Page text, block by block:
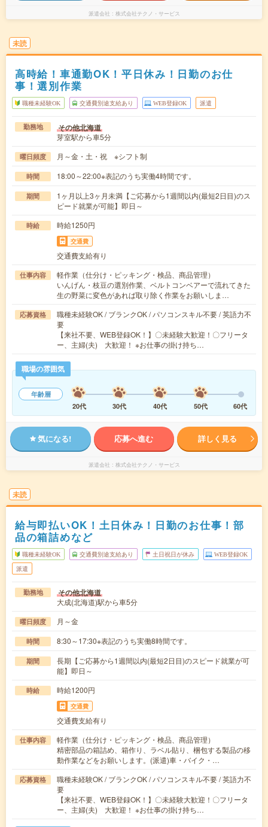
派遣会社 株式会社テクノ・サービス
未読
高時給！車通勤OK！平日休み！日勤のお仕
事！選別作業
職種未経験OK 交通費別途支給あり WEB登録OK 派遣
勤務地 その他北海道
芽室駅から車5分
曜日頻度 月～金・土・祝 ※シフト制
時間 18:00～22:00※表記のうち実働4時間です。
期間
1ヶ月以上3ヶ月未満【ご応募から1週間以内(最短2日目)のス
ピード就業が可能】即日～
時給 時給1250円
交通費
交通費支給有り
仕事内容
軽作業（仕分け・ピッキング・検品、商品管理）
いんげん・枝豆の選別作業、ベルトコンベアーで流れてきた
生の野菜に変色があれば取り除く作業をお願いしま…
応募資格
職種未経験OK / ブランクOK / パソコンスキル不要 / 英語力不
要
【来社不要、WEB登録OK！】〇未経験大歓迎！〇フリータ
ー、主婦(夫) 大歓迎！ ※お仕事の掛け持ち…
職場の雰囲気
年齢層
20代
30代 40代 50代 60代
気になる! 応募へ進む 詳しく見る
派遣会社 株式会社テクノ・サービス
未読
給与即払いOK！土日休み！日勤のお仕事！部
品の箱詰めなど
職種未経験OK 交通費別途支給あり 土日祝日が休み WEB登録OK
派遣
勤務地 その他北海道
大成(北海道)駅から車5分
曜日頻度 月～金
時間 8:30～17:30※表記のうち実働8時間です。
期間
長期【ご応募から1週間以内(最短2日目)のスピード就業が可
能】即日～
時給 時給1200円
交通費
交通費支給有り
仕事内容
軽作業（仕分け・ピッキング・検品、商品管理）
精密部品の箱詰め、箱作り、ラベル貼り、梱包する製品の移
動作業などをお願いします。(派遣)車・バイク・…
応募資格
職種未経験OK / ブランクOK / パソコンスキル不要 / 英語力不
要
【来社不要、WEB登録OK！】〇未経験大歓迎！〇フリータ
ー、主婦(夫) 大歓迎！ ※お仕事の掛け持ち…